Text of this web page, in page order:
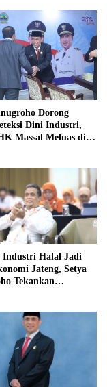
Dorong
Dini Industri,
Massal Meluas di
Industri Halal Jadi
Jateng, Setya
Tekankan